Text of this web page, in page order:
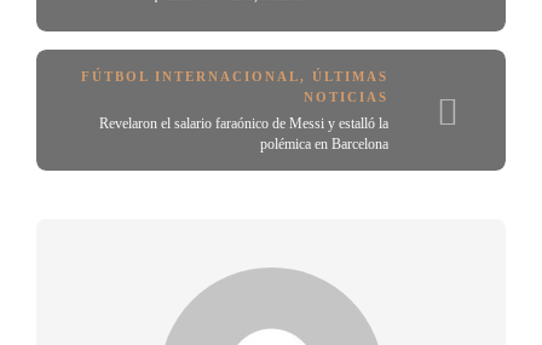
FÚTBOL INTERNACIONAL, ÚLTIMAS
NOTICIAS
Revelaron el salario faraónico de Messi y estalló la
polémica en Barcelona